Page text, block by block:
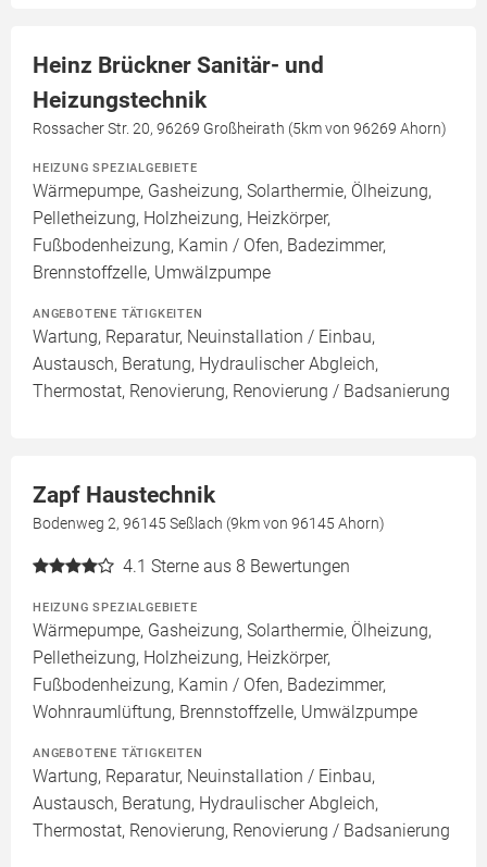
Heinz Brückner Sanitär- und
Heizungstechnik
Rossacher Str. 20, 96269 Großheirath (5km von 96269 Ahorn)
HEIZUNG SPEZIALGEBIETE
Wärmepumpe, Gasheizung, Solarthermie, Ölheizung,
Pelletheizung, Holzheizung, Heizkörper,
Fußbodenheizung, Kamin / Ofen, Badezimmer,
Brennstoffzelle, Umwälzpumpe
ANGEBOTENE TÄTIGKEITEN
Wartung, Reparatur, Neuinstallation / Einbau,
Austausch, Beratung, Hydraulischer Abgleich,
Thermostat, Renovierung, Renovierung / Badsanierung
Zapf Haustechnik
Bodenweg 2, 96145 Seßlach (9km von 96145 Ahorn)
4.1 Sterne aus 8 Bewertungen
HEIZUNG SPEZIALGEBIETE
Wärmepumpe, Gasheizung, Solarthermie, Ölheizung,
Pelletheizung, Holzheizung, Heizkörper,
Fußbodenheizung, Kamin / Ofen, Badezimmer,
Wohnraumlüftung, Brennstoffzelle, Umwälzpumpe
ANGEBOTENE TÄTIGKEITEN
Wartung, Reparatur, Neuinstallation / Einbau,
Austausch, Beratung, Hydraulischer Abgleich,
Thermostat, Renovierung, Renovierung / Badsanierung